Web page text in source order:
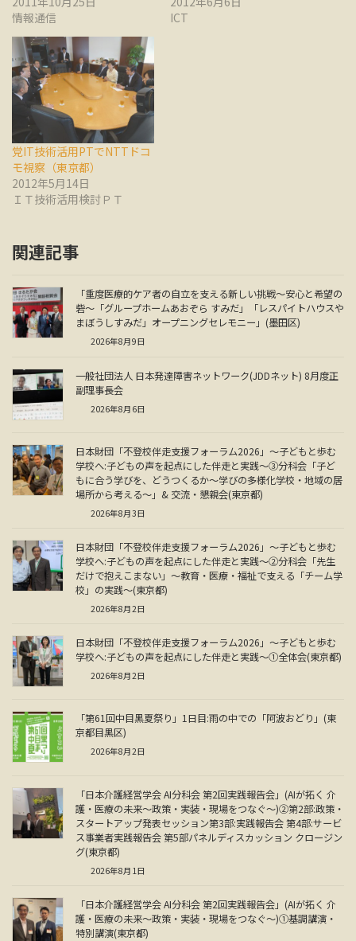
情報通信
ICT
党IT技術活用PTでNTTドコ
モ視察（東京都）
2012年5月14日
ＩＴ技術活用検討ＰＴ
関連記事
「重度医療的ケア者の自立を支える新しい挑戦～安心と希望の
砦～「グループホームあおぞら すみだ」「レスパイトハウスや
まぼうしすみだ」オープニングセレモニー」(墨田区)
2026年8月9日
一般社団法人 日本発達障害ネットワーク(JDDネット) 8月度正
副理事長会
2026年8月6日
日本財団「不登校伴走支援フォーラム2026」～子どもと歩む
学校へ:子どもの声を起点にした伴走と実践～③分科会「子ど
もに合う学びを、どうつくるか～学びの多様化学校・地域の居
場所から考える～」& 交流・懇親会(東京都)
2026年8月3日
日本財団「不登校伴走支援フォーラム2026」～子どもと歩む
学校へ:子どもの声を起点にした伴走と実践～②分科会「先生
だけで抱えこまない」～教育・医療・福祉で支える「チーム学
校」の実践～(東京都)
2026年8月2日
日本財団「不登校伴走支援フォーラム2026」～子どもと歩む
学校へ:子どもの声を起点にした伴走と実践～①全体会(東京都)
2026年8月2日
「第61回中目黒夏祭り」1日目:雨の中での「阿波おどり」(東
京都目黒区)
2026年8月2日
「日本介護経営学会 AI分科会 第2回実践報告会」(AIが拓く 介
護・医療の未来～政策・実装・現場をつなぐ～)②第2部:政策・
スタートアップ発表セッション第3部:実践報告会 第4部:サービ
ス事業者実践報告会 第5部パネルディスカッション クロージン
グ(東京都)
2026年8月1日
「日本介護経営学会 AI分科会 第2回実践報告会」(AIが拓く 介
護・医療の未来～政策・実装・現場をつなぐ～)①基調講演・
特別講演(東京都)